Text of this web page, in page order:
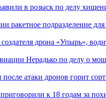
в розыск по делу
ракетное подразделение
дрона «Упырь»,
Нерадько по делу о
атаки дронов горит
к 18 годам за